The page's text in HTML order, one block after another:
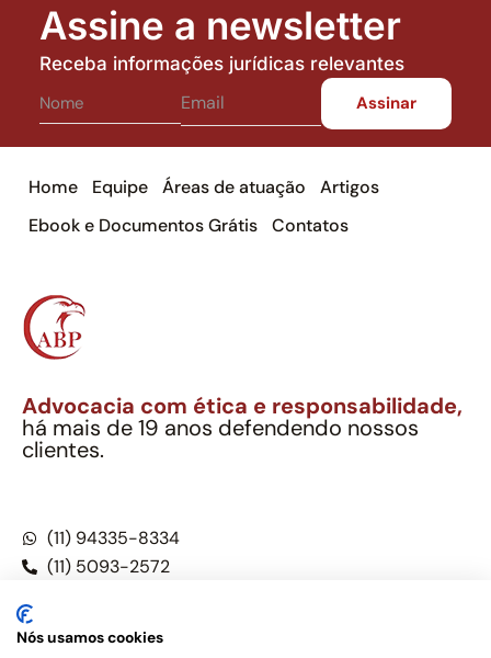
Assine a newsletter
Receba informações jurídicas relevantes
Home Equipe Áreas de atuação
Artigos
Ebook e Documentos Grátis
Contatos
Advocacia com ética e responsabilidade,
há mais de 19 anos defendendo nossos
clientes.
(11) 94335-8334
(11) 5093-2572
Nós usamos cookies